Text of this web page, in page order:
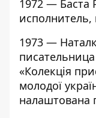
1972 — Баста
1973 —
писательница
«Колекція
молодої
налаштована